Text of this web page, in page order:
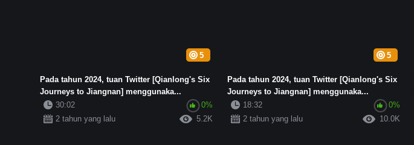
5
Pada tahun 2024, tuan Twitter [Qianlong's Six
Journeys to Jiangnan] menggunaka...
30:02
0%
2 tahun yang lalu
5.2K
5
Pada tahun 2024, tuan Twitter [Qianlong's Six
Journeys to Jiangnan] menggunaka...
18:32
0%
2 tahun yang lalu
10.0K